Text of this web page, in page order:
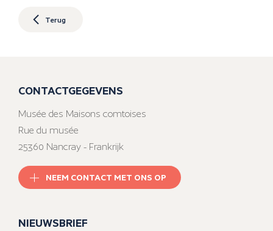
Terug
CONTACTGEGEVENS
Musée des Maisons comtoises
Rue du musée
25360 Nancray - Frankrijk
NEEM CONTACT MET ONS OP
NIEUWSBRIEF